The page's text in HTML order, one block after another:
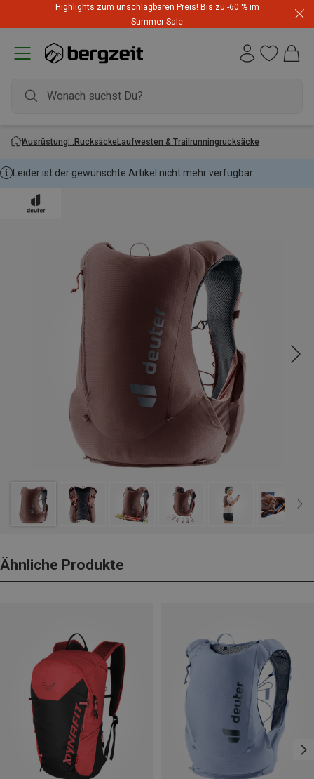
Highlights zum unschlagbaren Preis! Bis zu -60 % im
Summer Sale
Ausrüstung RucksäckeLaufwesten & Trailrunningrucksäcke
Leider ist der gewünschte Artikel nicht mehr verfügbar.
Ähnliche Produkte